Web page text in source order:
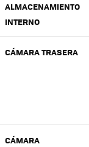
ALMACENAMIENTO
INTERNO
CÁMARA TRASERA
CÁMARA